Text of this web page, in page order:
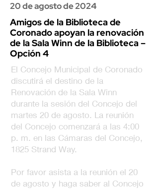
20 de agosto de 2024
Amigos de la Biblioteca de
Coronado apoyan la renovación
de la Sala Winn de la Biblioteca –
Opción 4
El Concejo Municipal de Coronado
discutirá el destino de la
Renovación de la Sala Winn
durante la sesión del Concejo del
martes 20 de agosto. La reunión
del Concejo comenzará a las 4:00
p. m. en las Cámaras del Concejo,
1825 Strand Way.
Por favor asista a la reunión el 20
de agosto y haga saber al Concejo